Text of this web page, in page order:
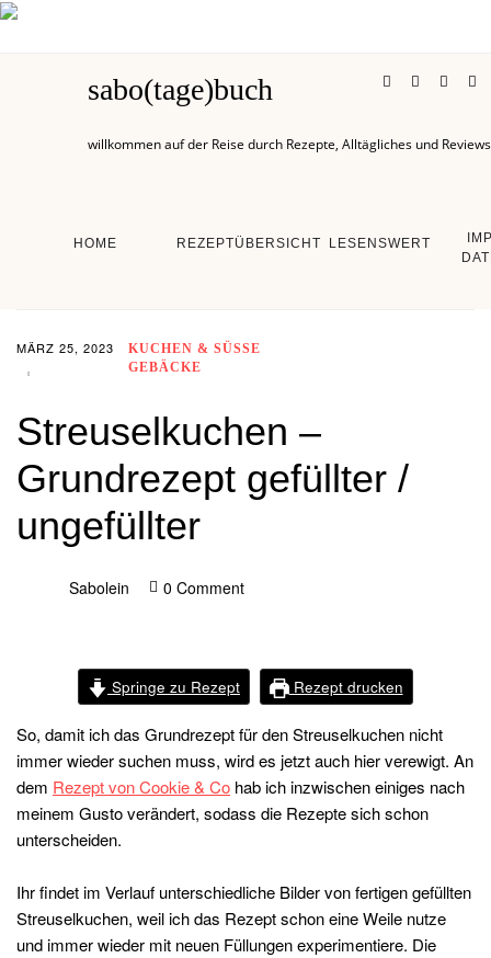
sabo(tage)buch
willkommen auf der Reise durch Rezepte, Alltägliches und Reviews
HOME REZEPTÜBERSICHT LESENSWERT
MÄRZ 25, 2023
KUCHEN & SÜSSE G
EBÄCKE
Streuselkuchen –
Grundrezept gefüllter /
ungefüllter
Sabolein 0 Comment
Springe zu Rezept Rezept drucken
So, damit ich das Grundrezept für den Streuselkuchen nicht
immer wieder suchen muss, wird es jetzt auch hier verewigt. An
dem Rezept von Cookie & Co hab ich inzwischen einiges nach
meinem Gusto verändert, sodass die Rezepte sich schon
unterscheiden.
Ihr findet im Verlauf unterschiedliche Bilder von fertigen gefüllten
Streuselkuchen, weil ich das Rezept schon eine Weile nutze
und immer wieder mit neuen Füllungen experimentiere. Die